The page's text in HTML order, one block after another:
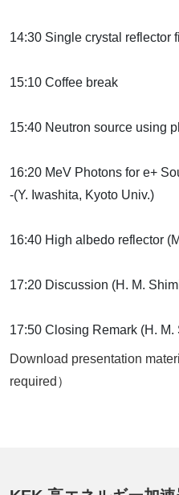
14:30 Single crystal reflector
15:10 Coffee break
15:40 Neutron source using
16:20 MeV Photons for e+
-(Y. Iwashita, Kyoto Univ.)
16:40 High albedo reflector
17:20 Discussion (H. M.
17:50 Closing Remark (H.
Download presentation
required ）